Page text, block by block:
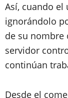
Así, cuando el
ignorándolo
de su nombre
servidor
continúan
Desde el